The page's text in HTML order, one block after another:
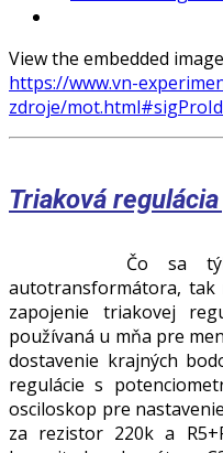
View the embedded
https://www.vn-
zdroje/
Triaková
Čo sa týka
autotransformátora, tak
zapojenie triakovej
používaná u mňa pre
dostavenie krajných
regulácie s
osciloskop pre
za rezistor 220k a